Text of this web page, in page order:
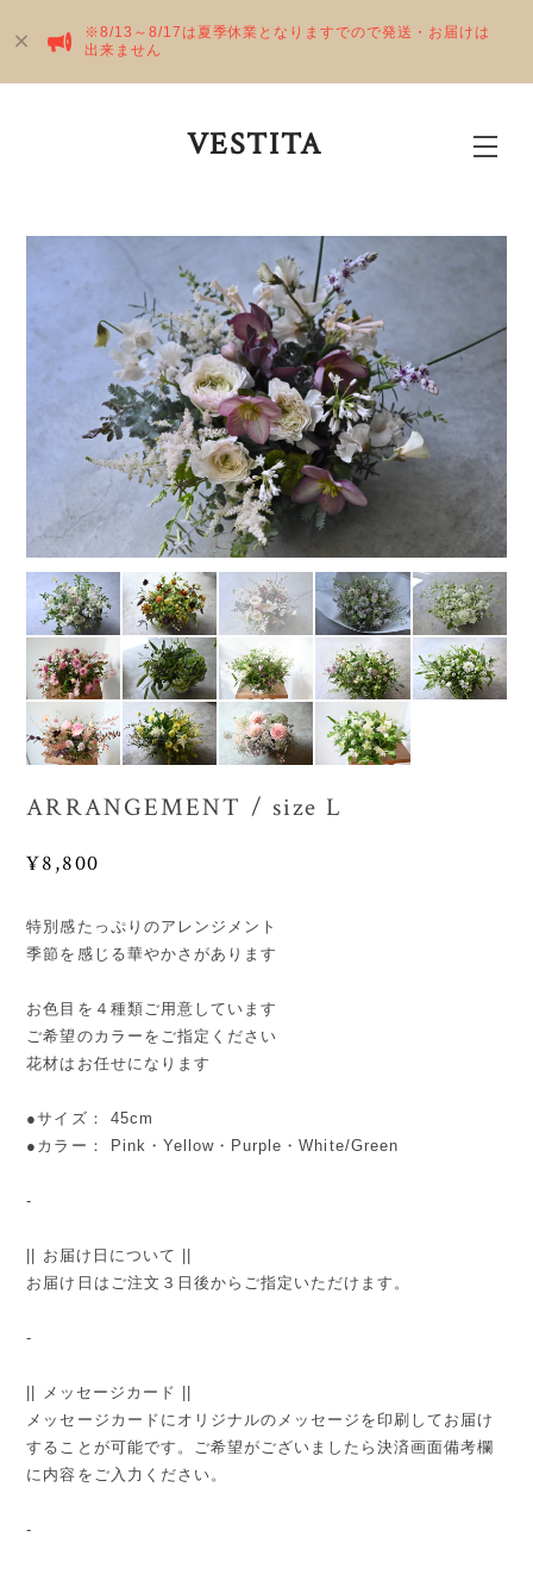
※8/13～8/17は夏季休業となりますでので発送・お届けは
出来ません
VESTITA
ARRANGEMENT / size L
¥8,800
特別感たっぷりのアレンジメント
季節を感じる華やかさがあります
お色目を４種類ご用意しています
ご希望のカラーをご指定ください
花材はお任せになります
●サイズ： 45cm
●カラー： Pink・Yellow・Purple・White/Green
-
|| お届け日について ||
お届け日はご注文３日後からご指定いただけます。
-
|| メッセージカード ||
メッセージカードにオリジナルのメッセージを印刷してお届け
することが可能です。ご希望がございましたら決済画面備考欄
に内容をご入力ください。
-